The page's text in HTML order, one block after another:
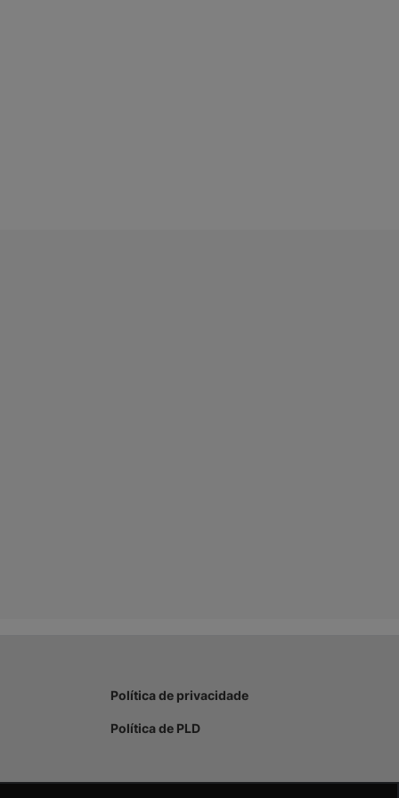
Política de privacidade
Política de PLD